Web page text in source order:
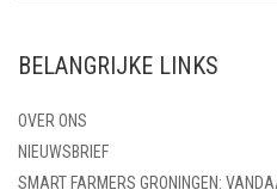
BELANGRIJKE LINKS
OVER ONS
NIEUWSBRIEF
SMART FARMERS GRONINGEN: